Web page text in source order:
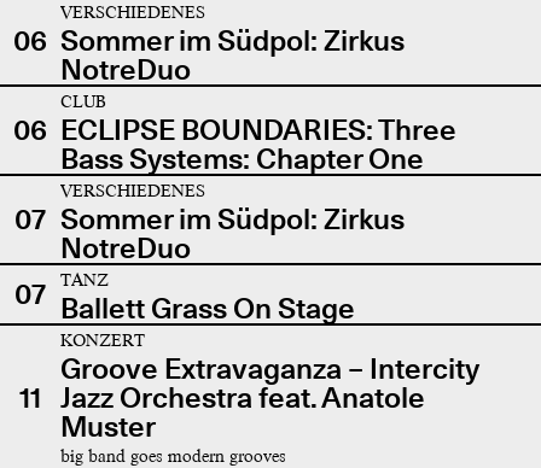
06
VERSCHIEDENES
Sommer im Südpol: Zirkus
NotreDuo
06
CLUB
ECLIPSE BOUNDARIES: Three
Bass Systems: Chapter One
07
VERSCHIEDENES
Sommer im Südpol: Zirkus
NotreDuo
07
TANZ
Ballett Grass On Stage
11
KONZERT
Groove Extravaganza – Intercity
Jazz Orchestra feat. Anatole
Muster
big band goes modern grooves